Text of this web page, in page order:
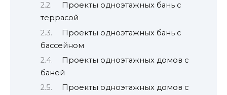
Проекты одноэтажных бань с
террасой
Проекты одноэтажных бань с
бассейном
Проекты одноэтажных домов с
баней
Проекты одноэтажных домов с